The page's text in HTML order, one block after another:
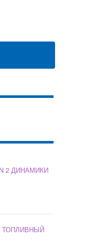
2 ДИНАМИКИ
ТОПЛИВНЫЙ